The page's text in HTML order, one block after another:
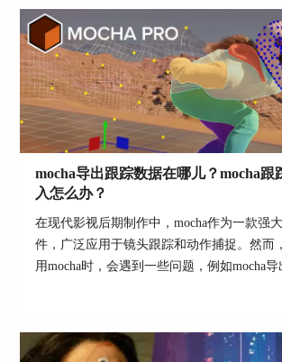
先进行初步的调色处理。因为Mocha
图像的内容进行操作，如果后期再
色，可能会影响到Mocha Pro的效果
Mocha Pro中的一些操作可能会较大
段的内容，如物体移除等。这时需
段的其他部分保持协调，避免产生
你更好地进行视觉特效处理。Mocha
富的教程和示例，你可以通过学习这
自己的技能。
序，以帮助用户更好地掌握这款工具的使用
mocha导出跟踪数据在哪儿？mocha跟
入怎么办？
在现代影视后期制作中，mocha作为一款强
件，广泛应用于镜头跟踪和动作捕捉。然而
用mocha时，会遇到一些问题，例如mocha
储位置以及跟踪数据无法导入的问题。本文
解和使用这款软件。...